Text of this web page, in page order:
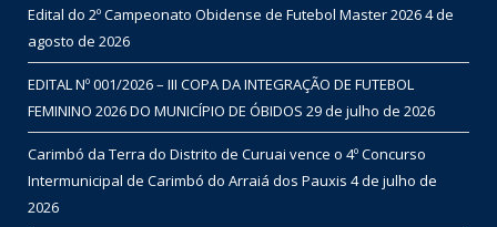
Edital do 2º Campeonato Obidense de Futebol Master 20264 de
agosto de 2026
EDITAL Nº 001/2026 – III COPA DA INTEGRAÇÃO DE FUTEBOL
FEMININO 2026 DO MUNICÍPIO DE ÓBIDOS 29 de julho de 2026
Carimbó da Terra do Distrito de Curuai vence o 4º Concurso
Intermunicipal de Carimbó do Arraiá dos Pauxis 4 de julho de
2026